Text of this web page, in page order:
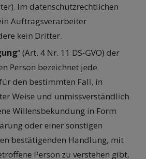
Im datenschutzrechtlichen
Auftragsverarbeiter
kein Dritter.
“ (Art. 4 Nr. 11 DS-GVO) der
Person bezeichnet jede
den bestimmten Fall, in
Weise und unmissverständlich
Willensbekundung in Form
oder einer sonstigen
bestätigenden Handlung, mit
Person zu verstehen gibt,